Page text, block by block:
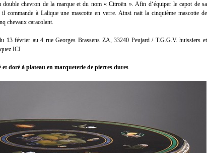
chevron de la marque et du nom « Citroën ». Afin d‘équiper le capot de sa
commande à Lalique une mascotte en verre. Ainsi nait la cinquième mascotte de
chevaux caracolant.
13 février au 4 rue Georges Brassens ZA, 33240 Peujard / T.G.G.V. huissiers et
ICI
doré à plateau en marqueterie de pierres dures